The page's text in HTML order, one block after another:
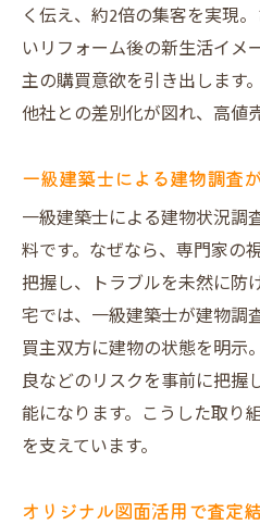
く伝え、約2倍の集客を実現
いリフォーム後の新生活イメ
主の購買意欲を引き出します
他社との差別化が図れ、高値
一級建築士による建物調査
一級建築士による建物状況調
料です。なぜなら、専門家の
把握し、トラブルを未然に防
宅では、一級建築士が建物調
買主双方に建物の状態を明示
良などのリスクを事前に把握
能になります。こうした取り
を支えています。
オリジナル図面活用で査定